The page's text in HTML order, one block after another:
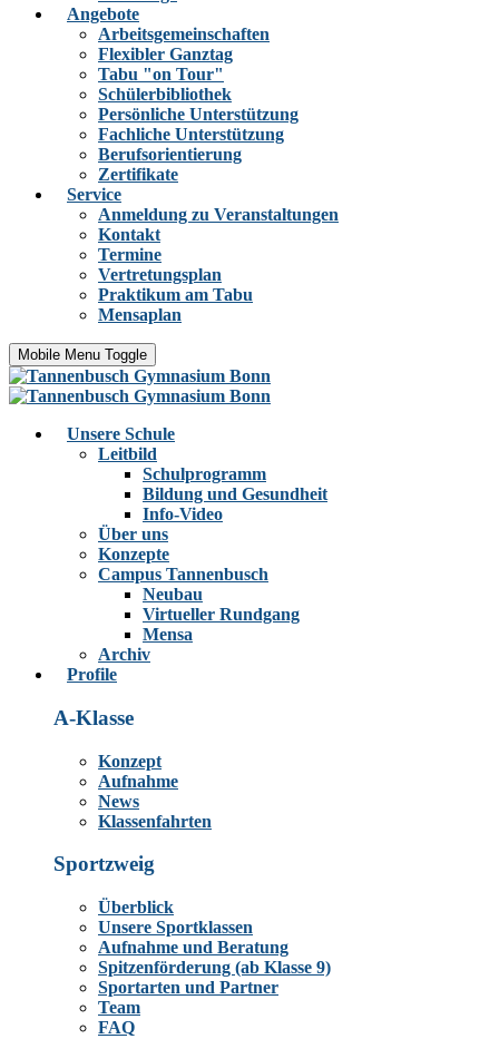
Angebote
Arbeitsgemeinschaften
Flexibler Ganztag
Tabu "on Tour"
Schülerbibliothek
Persönliche Unterstützung
Fachliche Unterstützung
Berufsorientierung
Zertifikate
Service
Anmeldung zu Veranstaltungen
Kontakt
Termine
Vertretungsplan
Praktikum am Tabu
Mensaplan
Mobile Menu Toggle
Unsere Schule
Leitbild
Schulprogramm
Bildung und Gesundheit
Info-Video
Über uns
Konzepte
Campus Tannenbusch
Neubau
Virtueller Rundgang
Mensa
Archiv
Profile
A-Klasse
Konzept
Aufnahme
News
Klassenfahrten
Sportzweig
Überblick
Unsere Sportklassen
Aufnahme und Beratung
Spitzenförderung (ab Klasse 9)
Sportarten und Partner
Team
FAQ